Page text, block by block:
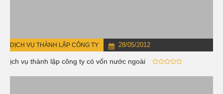
DỊCH VỤ THÀNH LẬP CÔNG TY 28/05/2012
Dịch vụ thành lập công ty có vốn nước ngoài